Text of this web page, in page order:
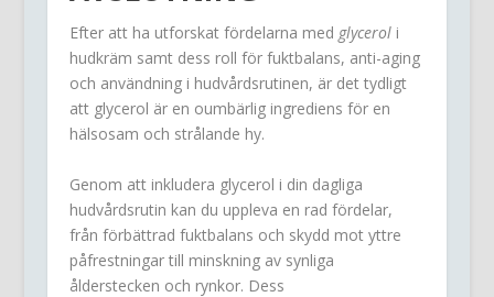
Efter att ha utforskat fördelarna med glyceroli
hudkräm samt dess roll för fuktbalans, anti-aging
och användning i hudvårdsrutinen, är det tydligt
att glycerol är en oumbärlig ingrediens för en
hälsosam och strålande hy.
Genom att inkludera glycerol i din dagliga
hudvårdsrutin kan du uppleva en rad fördelar,
från förbättrad fuktbalans och skydd mot yttre
påfrestningar till minskning av synliga
ålderstecken och rynkor. Dess